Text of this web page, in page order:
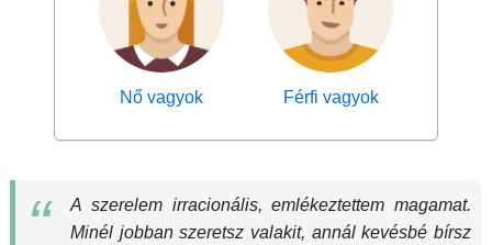
Nő vagyok Férfi vagyok
A szerelem irracionális, emlékeztettem magamat.
Minél jobban szeretsz valakit, annál kevésbé bírsz